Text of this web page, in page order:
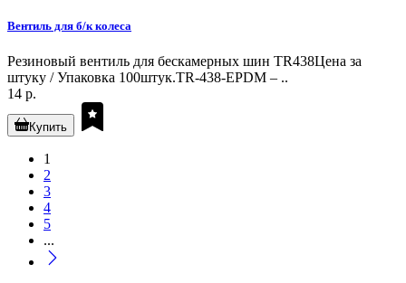
Вентиль для б/к колеса
Резиновый вентиль для бескамерных шин TR438Цена за
штуку / Упаковка 100штук.TR-438-EPDM – ..
14 р.
Купить
1
2
3
4
5
...